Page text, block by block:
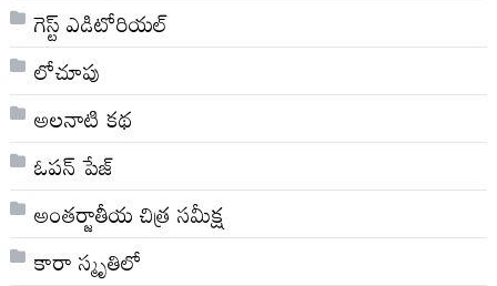
గెస్ట్ ఎడిటోరియల్
లోచూపు
అల‌నాటి క‌థ‌
ఓపన్ పేజ్
అంతర్జాతీయ చిత్ర సమీక్ష
కారా స్మృతిలో